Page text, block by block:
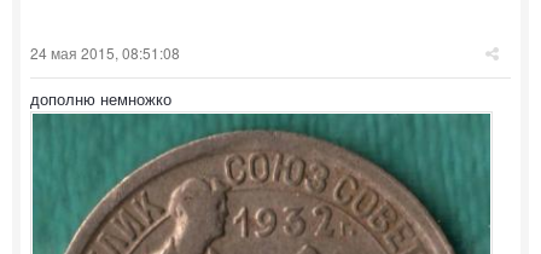
24 мая 2015, 08:51:08
дополню немножко